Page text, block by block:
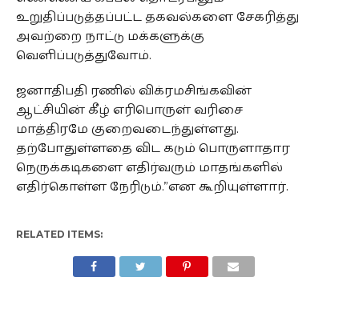
உறுதிப்படுத்தப்பட்ட தகவல்களை சேகரித்து
அவற்றை நாட்டு மக்களுக்கு
வெளிப்படுத்துவோம்.
ஜனாதிபதி ரணில் விக்ரமசிங்கவின்
ஆட்சியின் கீழ் எரிபொருள் வரிசை
மாத்திரமே குறைவடைந்துள்ளது.
தற்போதுள்ளதை விட கடும் பொருளாதார
நெருக்கடிகளை எதிர்வரும் மாதங்களில்
எதிர்கொள்ள நேரிடும்.”என கூறியுள்ளார்.
RELATED ITEMS: